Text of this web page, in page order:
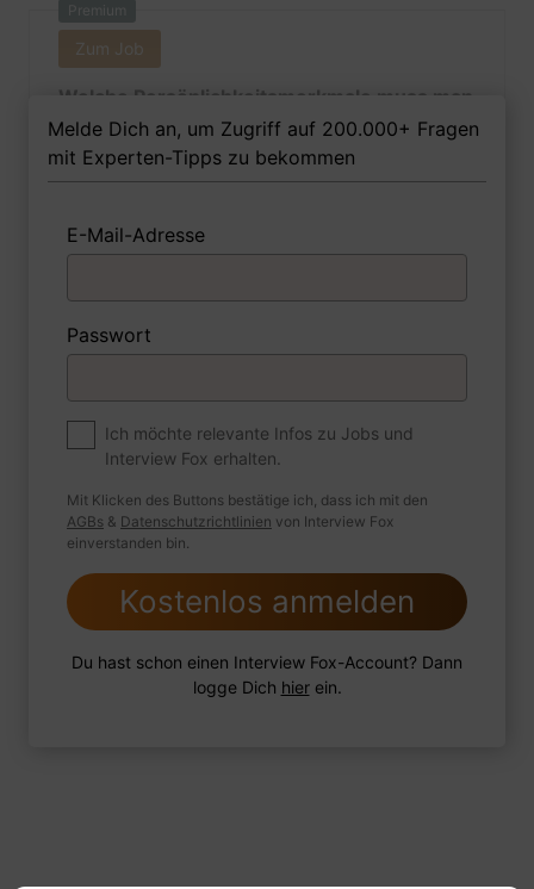
Premium
Zum Job
Welche Persönlichkeitsmerkmale muss man
als Verkehrspsychologin Ihrer Meinung
nach besitzen, um in dem Job erfolgreich zu
sein?
1 FoxTipp Antwort schreiben Audio aufnehmen
Wie sind Sie mit einer Situation
umgegangen, in der Sie einen
leistungsschwachen Mitarbeiter hatten?
Melde Dich an, um Zugriff auf 200.000+ Fragen
mit Experten-Tipps zu bekommen
E-Mail-Adresse
Passwort
Ich möchte relevante Infos zu Jobs und
Interview Fox erhalten.
Mit Klicken des Buttons bestätige ich, dass ich mit den
AGBs & Datenschutzrichtlinien von Interview Fox
einverstanden bin.
Kostenlos anmelden
Du hast schon einen Interview Fox-Account? Dann
logge Dich hierein.